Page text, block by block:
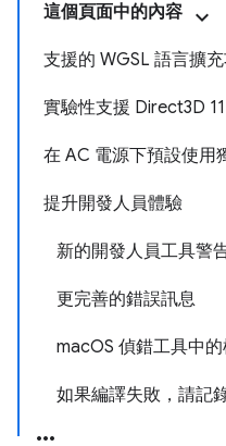
這個頁面中的內容
支援的 WGSL 語言擴
實驗性支援 Direct3D 11
在 AC 電源下預設使用
提升開發人員體驗
新的開發人員工具警
更完善的錯誤訊息
macOS 偵錯工具中
如果編譯失敗，請記